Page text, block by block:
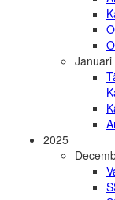
Januari
2025